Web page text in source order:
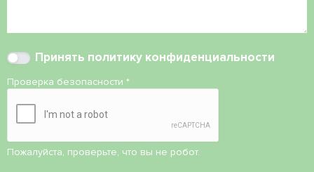
Принять политику конфиденциальности
Проверка безопасности *
Пожалуйста, проверьте, что вы не робот.